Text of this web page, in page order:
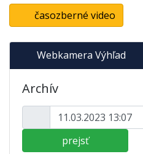
časozberné video
Webkamera Výhľad
Archív
prejsť